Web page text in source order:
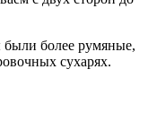
были более румяные,
сухарях.